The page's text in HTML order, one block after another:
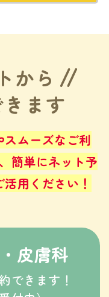
から
ます
ムーズなご利
簡単にネット予
用ください！
皮膚科
できます！